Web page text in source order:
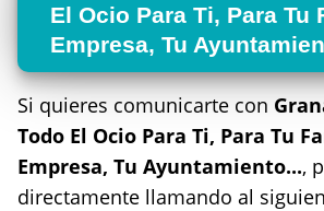
El Ocio Para Ti, Para Tu
Empresa, Tu
Si quieres comunicarte con
Todo El Ocio Para Ti, Para Tu
Empresa, Tu Ayuntamiento...,
directamente llamando al